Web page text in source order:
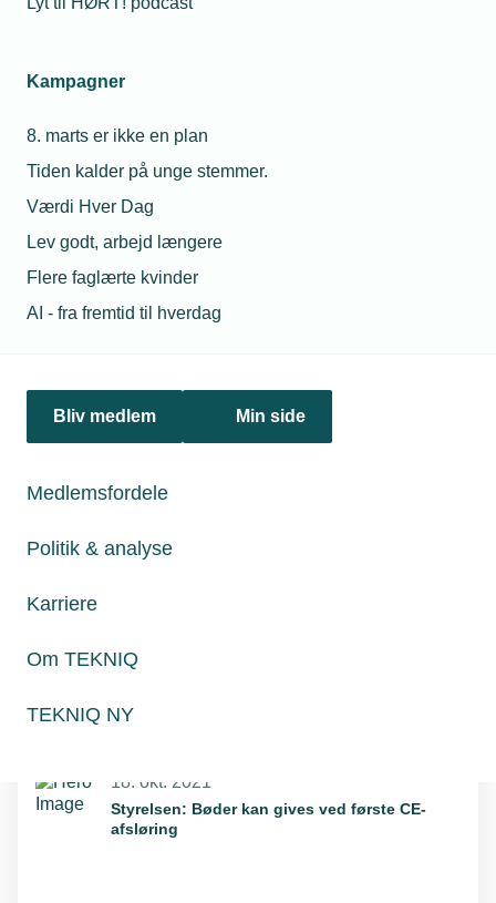
Kampagner
8. marts er ikke en plan
Tiden kalder på unge stemmer.
Værdi Hver Dag
Lev godt, arbejd længere
Flere faglærte kvinder
AI - fra fremtid til hverdag
Bliv medlem Min side
Medlemsfordele
Politik & analyse
Karriere
Om TEKNIQ
TEKNIQ NY
Web:www.bema.as.dk
Direktør: Jørgen Strøm
Ejere: Jørgen Strøm og Erik Rasmussen
Ansatte: 60
Smedie slap fra CE-fusk med en advarsel
18. okt. 2021
Styrelsen: Bøder kan gives ved første CE-
afsløring